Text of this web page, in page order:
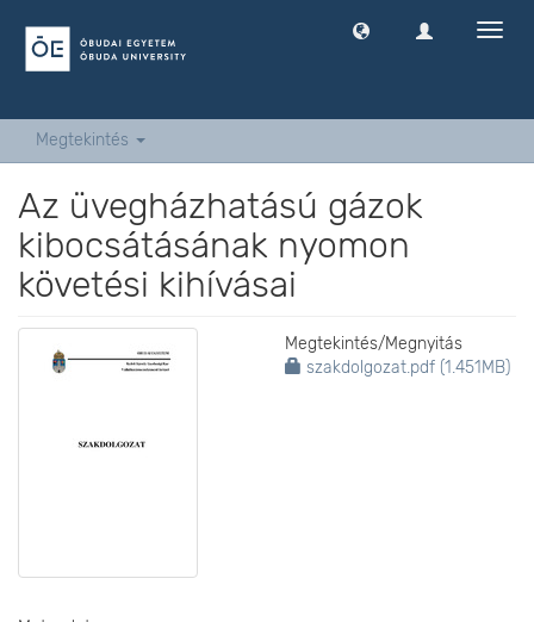
Megtekintés
Az üvegházhatású gázok
kibocsátásának nyomon
követési kihívásai
Megtekintés/Megnyitás
szakdolgozat.pdf (1.451MB)